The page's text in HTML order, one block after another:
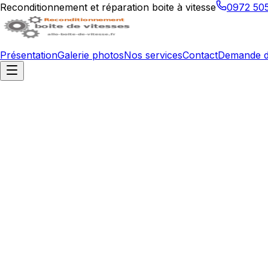
Reconditionnement et réparation boite à vitesse 0972
PrésentationGalerie photosNos servicesContactDemande